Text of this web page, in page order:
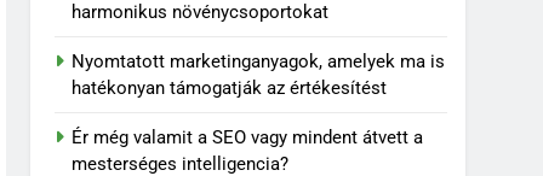
harmonikus növénycsoportokat
Nyomtatott marketinganyagok, amelyek ma is
hatékonyan támogatják az értékesítést
Ér még valamit a SEO vagy mindent átvett a
mesterséges intelligencia?